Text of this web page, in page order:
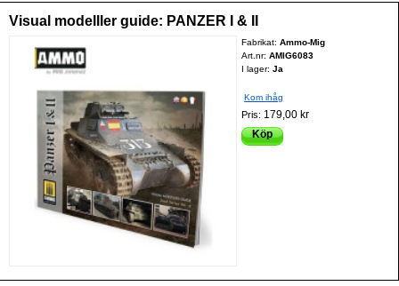
Visual modelller guide: PANZER I & II
Fabrikat:Ammo-Mig
Art.nr:AMIG6083
I lager: Ja
Kom ihåg
Pris: 179,00 kr
Köp